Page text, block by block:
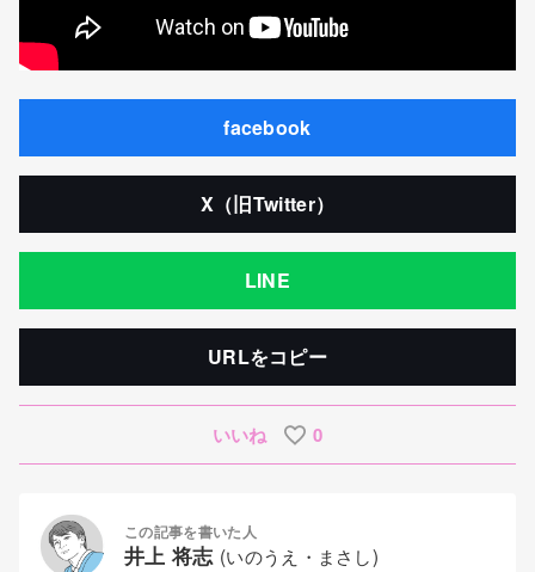
facebook
X（旧Twitter）
LINE
URLをコピー
いいね 0
この記事を書いた人
井上 将志 (いのうえ・まさし)